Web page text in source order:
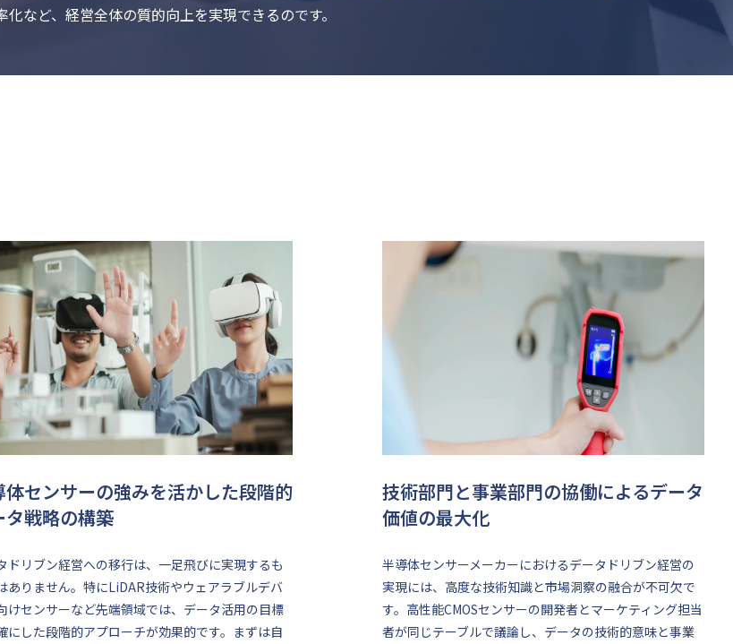
など、経営全体の質的向上を実現できるのです。
体センサーの強みを活かした段階的
タ戦略の構築
ドリブン経営への移行は、一足飛びに実現するも
ありません。特にLiDAR技術やウェアラブルデバ
けセンサーなど先端領域では、データ活用の目標
にした段階的アプローチが効果的です。まずは自
技術部門と事業部門の協働によるデータ
価値の最大化
半導体センサーメーカーにおけるデータドリブン経営の
実現には、高度な技術知識と市場洞察の融合が不可欠で
す。高性能CMOSセンサーの開発者とマーケティング担当
者が同じテーブルで議論し、データの技術的意味と事業